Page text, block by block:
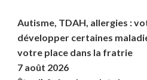
Autisme, TDAH, allergies :
développer certaines
votre place dans la fratrie
7 août 2026